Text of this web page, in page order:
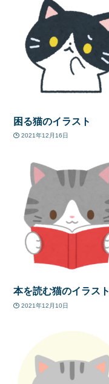
困る猫のイラスト
2021年12月16日
本を読む猫のイラスト
2021年12月10日